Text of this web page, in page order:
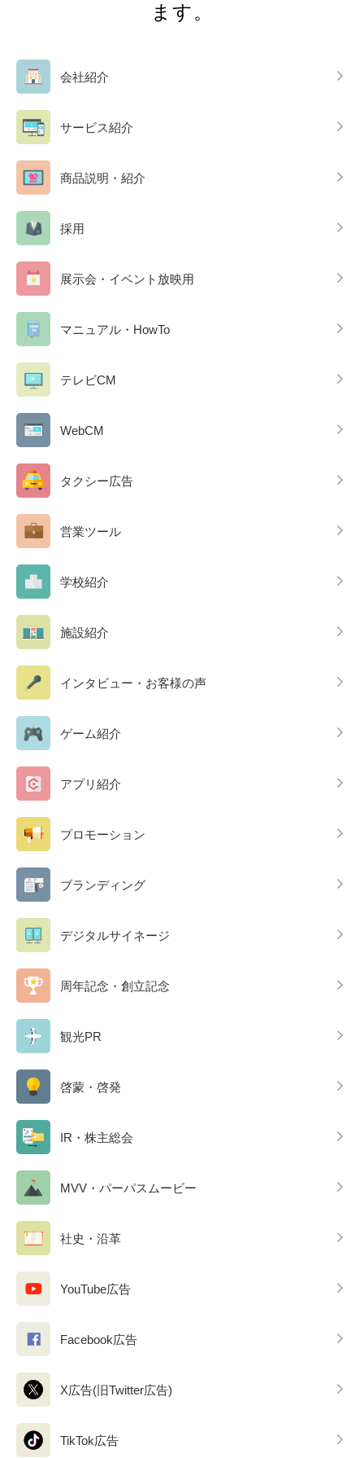
ます。
会社紹介
サービス紹介
商品説明・紹介
採用
展示会・イベント放映用
マニュアル・HowTo
テレビCM
WebCM
タクシー広告
営業ツール
学校紹介
施設紹介
インタビュー・お客様の声
ゲーム紹介
アプリ紹介
プロモーション
ブランディング
デジタルサイネージ
周年記念・創立記念
観光PR
啓蒙・啓発
IR・株主総会
MVV・パーパスムービー
社史・沿革
YouTube広告
Facebook広告
X広告(旧Twitter広告)
TikTok広告